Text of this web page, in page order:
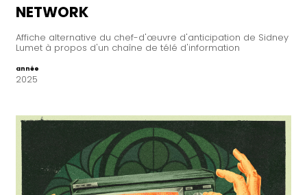
NETWORK
Affiche alternative du chef-d'œuvre d'anticipation de Sidney
Lumet à propos d'un chaîne de télé d'information
année
2025